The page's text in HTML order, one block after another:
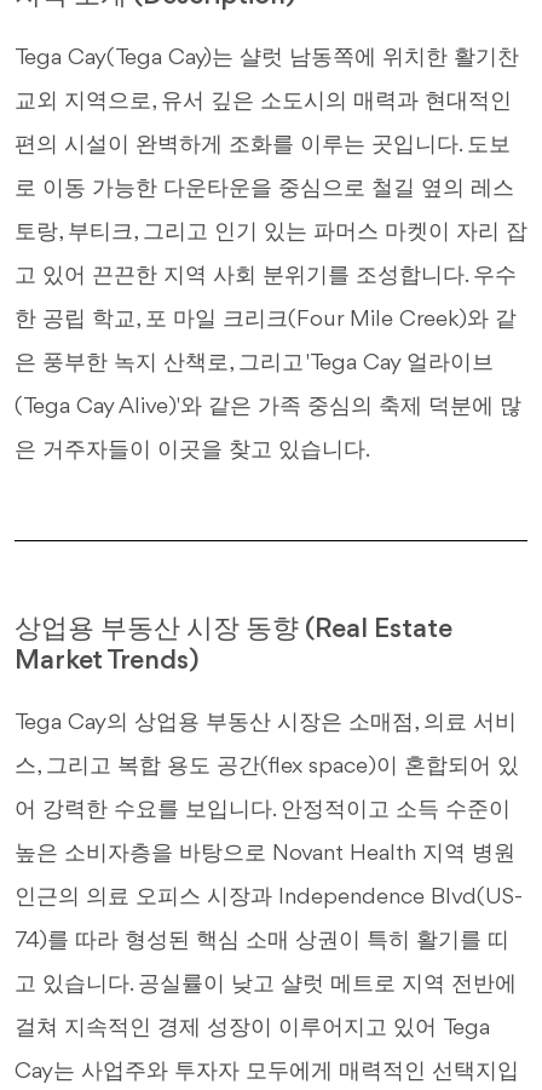
Tega Cay(Tega Cay)는 샬럿 남동쪽에 위치한 활기찬
교외 지역으로, 유서 깊은 소도시의 매력과 현대적인
편의 시설이 완벽하게 조화를 이루는 곳입니다. 도보
로 이동 가능한 다운타운을 중심으로 철길 옆의 레스
토랑, 부티크, 그리고 인기 있는 파머스 마켓이 자리 잡
고 있어 끈끈한 지역 사회 분위기를 조성합니다. 우수
한 공립 학교, 포 마일 크리크(Four Mile Creek)와 같
은 풍부한 녹지 산책로, 그리고 'Tega Cay 얼라이브
(Tega Cay Alive)'와 같은 가족 중심의 축제 덕분에 많
은 거주자들이 이곳을 찾고 있습니다.
상업용 부동산 시장 동향 (Real Estate
Market Trends)
Tega Cay의 상업용 부동산 시장은 소매점, 의료 서비
스, 그리고 복합 용도 공간(flex space)이 혼합되어 있
어 강력한 수요를 보입니다. 안정적이고 소득 수준이
높은 소비자층을 바탕으로 Novant Health 지역 병원
인근의 의료 오피스 시장과 Independence Blvd(US-
74)를 따라 형성된 핵심 소매 상권이 특히 활기를 띠
고 있습니다. 공실률이 낮고 샬럿 메트로 지역 전반에
걸쳐 지속적인 경제 성장이 이루어지고 있어 Tega
Cay는 사업주와 투자자 모두에게 매력적인 선택지입